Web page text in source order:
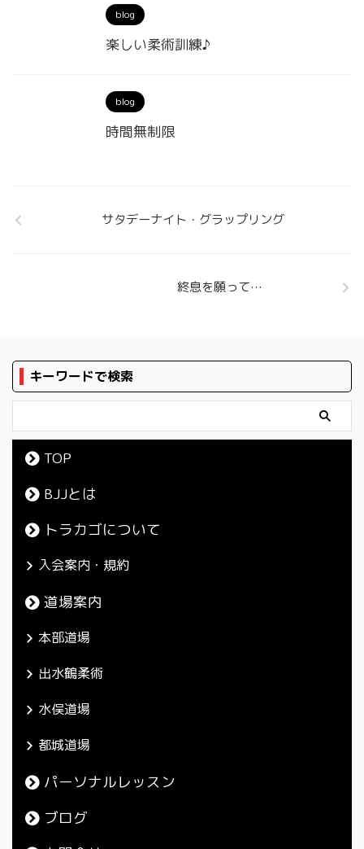
blog
楽しい柔術訓練♪
blog
時間無制限
サタデーナイト・グラップリング
終息を願って…
キーワードで検索
TOP
BJJとは
トラカゴについて
入会案内・規約
道場案内
本部道場
出水鶴柔術
水俣道場
都城道場
パーソナルレッスン
ブログ